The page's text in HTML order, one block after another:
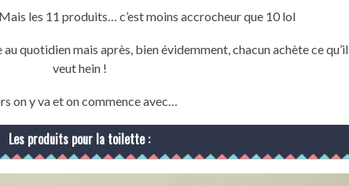
les 11 produits… c’est moins accrocheur que 10 lol
quotidien mais après, bien évidemment, chacun achète ce qu’il
veut hein !
on y va et on commence avec…
Les produits pour la toilette :